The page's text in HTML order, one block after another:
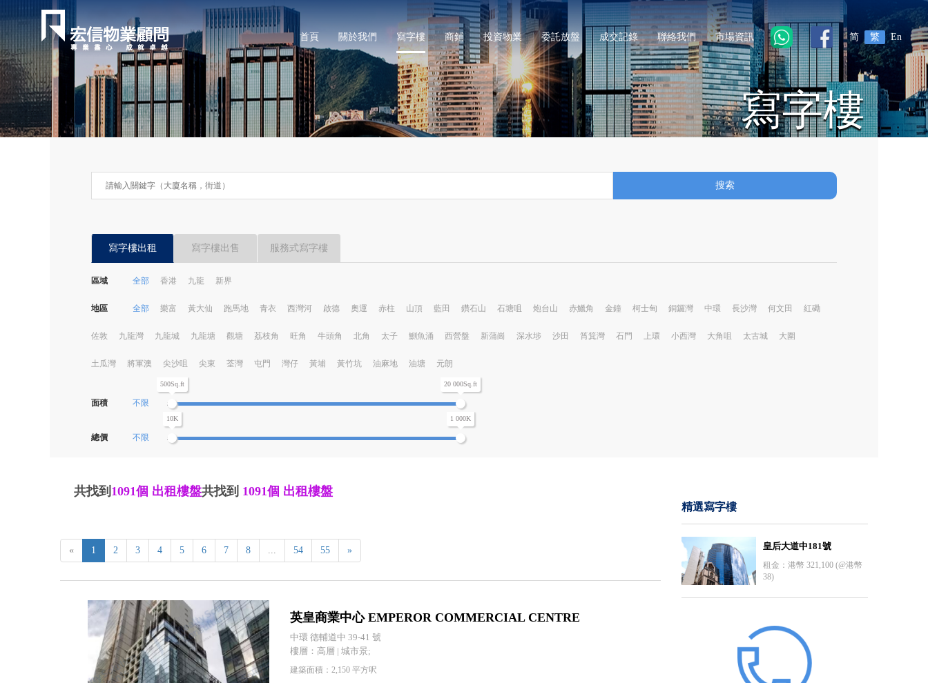
简 繁 En
首頁 關於我們 寫字樓 商鋪 投資物業 委託放盤 成交記錄 聯絡我們 市場資訊
寫字樓
搜索
寫字樓出租 寫字樓出售 服務式寫字樓
區域 全部 香港 九龍 新界
地區 全部 樂富 黃大仙 跑馬地 青衣 西灣河 啟德 奧運 赤柱 山頂 藍田 鑽石山 石塘咀 炮台山 赤鱲角 金鐘 柯士甸 銅鑼灣 中環 長沙灣 何文田 紅磡
佐敦 九龍灣 九龍城 九龍塘 觀塘 荔枝角 旺角 牛頭角 北角 太子 鰂魚涌 西營盤 新蒲崗 深水埗 沙田 筲箕灣 石門 上環 小西灣 大角咀 太古城 大圍
土瓜灣 將軍澳 尖沙咀 尖東 荃灣 屯門 灣仔 黃埔 黃竹坑 油麻地 油塘 元朗
面積 不限
500Sq.ft 20 000Sq.ft
總價 不限
10K 1 000K
共找到 1091個 出租樓盤共找到 1091個 出租樓盤
« 1 2 3 4 5 6 7 8 ... 54 55 »
英皇商業中心 EMPEROR COMMERCIAL CENTRE
中環 德輔道中 39-41 號
樓層：高層 | 城市景;
建築面積：2,150 平方呎
精選寫字樓
皇后大道中181號
租金：港幣 321,100 (@港幣
38)